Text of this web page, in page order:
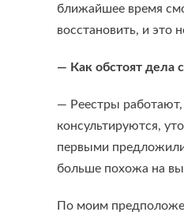
ближайшее время
восстановить, и это
— Как обстоят дела
— Реестры работают,
консультируются,
первыми предложили
больше похожа на
По моим